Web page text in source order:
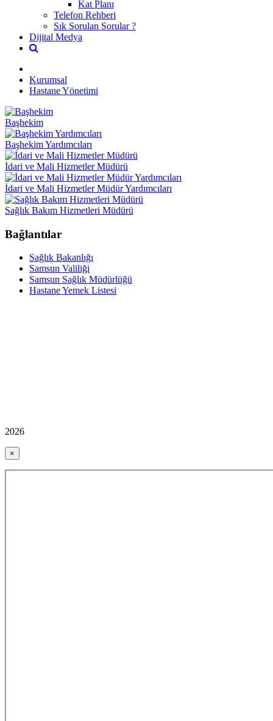
Kat Planı
Telefon Rehberi
Sık Sorulan Sorular ?
Dijital Medya
Kurumsal
Hastane Yönetimi
Başhekim
Başhekim Yardımcıları
İdari ve Mali Hizmetler Müdürü
İdari ve Mali Hizmetler Müdür Yardımcıları
Sağlık Bakım Hizmetleri Müdürü
Bağlantılar
Sağlık Bakanlığı
Samsun Valiliği
Samsun Sağlık Müdürlüğü
Hastane Yemek Listesi
2026
×